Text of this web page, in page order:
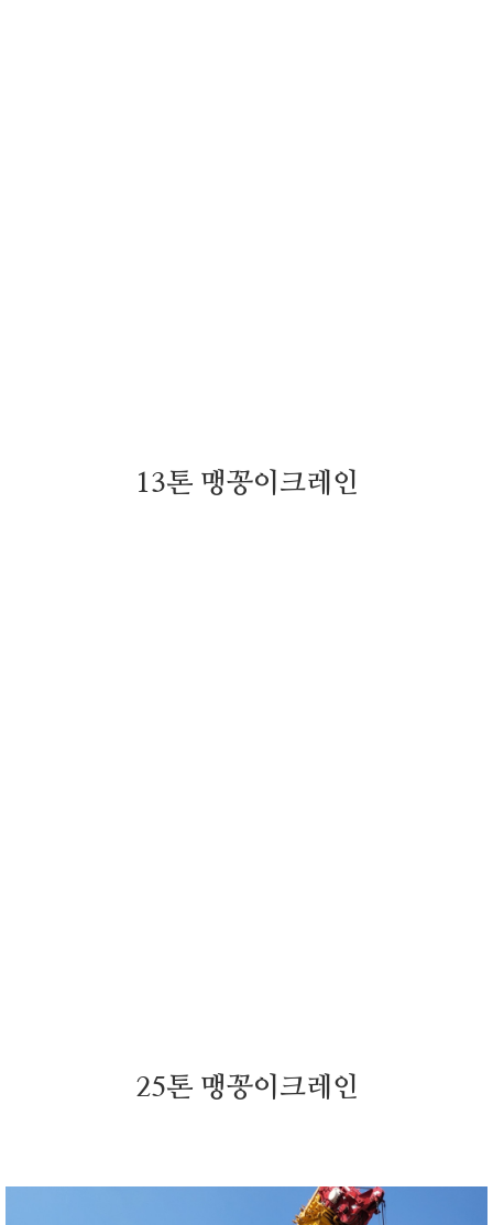
13톤 맹꽁이크레인
25톤 맹꽁이크레인